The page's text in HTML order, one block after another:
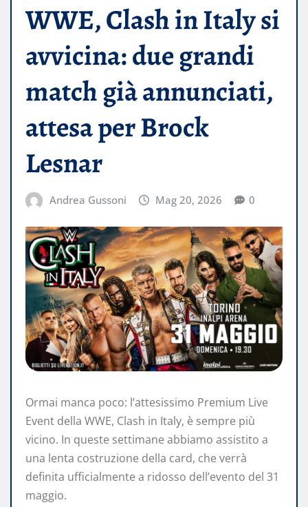
WWE, Clash in Italy si
avvicina: due grandi
match già annunciati,
attesa per Brock
Lesnar
Andrea Gussoni Mag 20, 2026 0
Ormai manca poco: l’attesissimo Premium Live
Event della WWE, Clash in Italy, è sempre più
vicino. In queste settimane abbiamo assistito a
una lenta costruzione della card, che verrà
definita ufficialmente a ridosso dell’evento del 31
maggio.